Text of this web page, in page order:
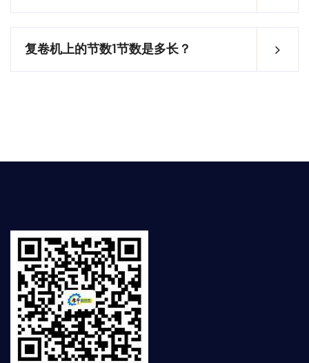
复卷机上的节数1节数是多长？